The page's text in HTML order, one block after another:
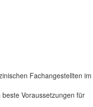
Fachangestellten im
Voraussetzungen für